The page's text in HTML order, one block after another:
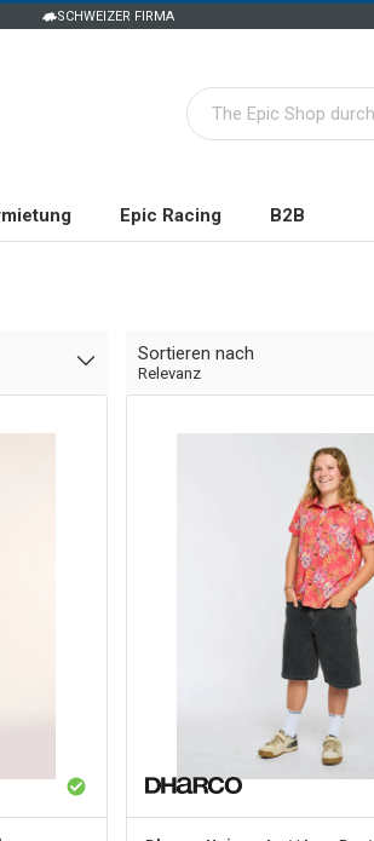
SCHWEIZER FIRMA
Epic Racing B2B
Sortieren nach
Relevanz